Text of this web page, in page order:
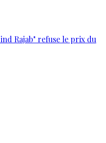
Rajab" refuse le prix du